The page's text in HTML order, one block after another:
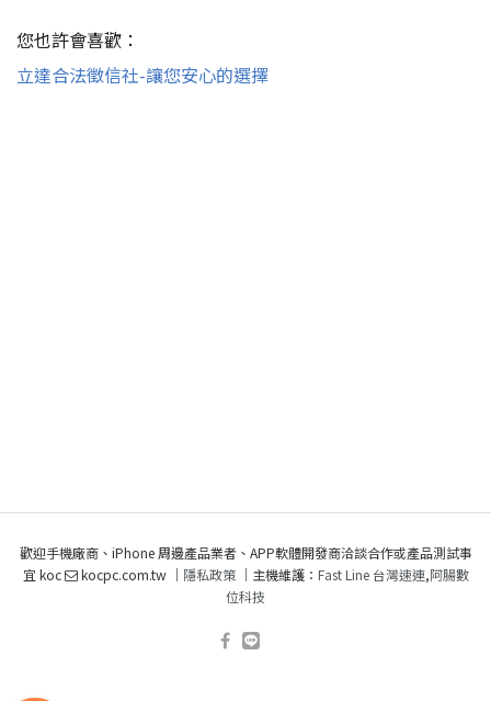
您也許會喜歡：
立達合法徵信社-讓您安心的選擇
歡迎手機廠商、iPhone 周邊產品業者、APP軟體開發商洽談合作或產品測試事
宜 koc
kocpc.com.tw ｜ 隱私政策｜主機維護： Fast Line 台灣速連,阿腸數
位科技